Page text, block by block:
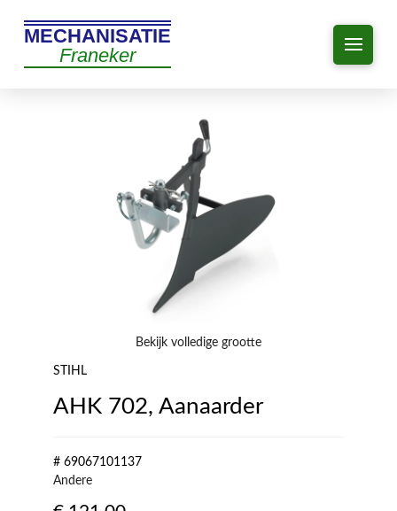
MECHANISATIE
Franeker
Bekijk volledige grootte
STIHL
AHK 702, Aanaarder
# 69067101137
Andere